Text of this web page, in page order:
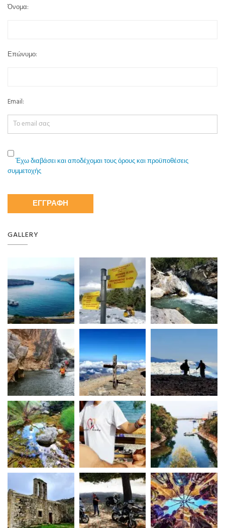
Όνομα:
Επώνυμο:
Email:
Έχω διαβάσει και αποδέχομαι τους όρους και προϋποθέσεις
συμμετοχής
GALLERY